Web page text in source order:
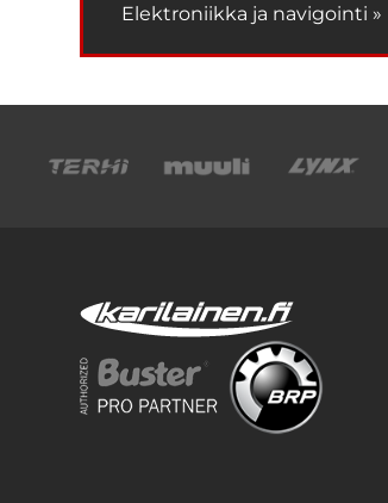
Elektroniikka ja navigointi »